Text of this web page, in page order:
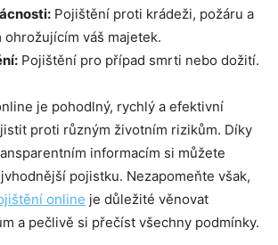
Pojištění proti krádeži, požáru a
váš majetek.
Pojištění pro případ smrti nebo dožití.
je pohodlný, rychlý a efektivní
proti různým životním rizikům. Díky
informacím si můžete
pojistku. Nezapomeňte však,
online je důležité věnovat
a pečlivě si přečíst všechny podmínky.